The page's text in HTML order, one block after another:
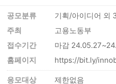
공모분류
기획/아이디어 외
주최
고용노동부
접수기간
마감
홈페이지
https://bit.ly/
응모대상
제한없음